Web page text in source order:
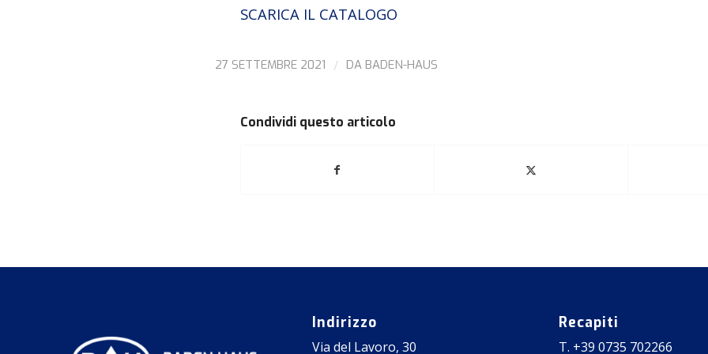
SCARICA IL CATALOGO
27 SETTEMBRE 2021 / DA BADEN-HAUS
Condividi questo articolo
Indirizzo
Via del Lavoro, 30
Recapiti
T. +39 0735 702266